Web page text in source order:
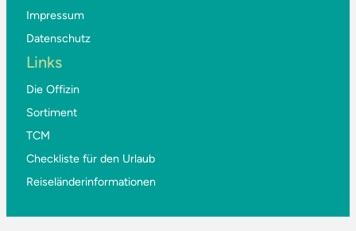
Impressum
Datenschutz
Links
Die Offizin
Sortiment
TCM
Checkliste für den Urlaub
Reiseländerinformationen